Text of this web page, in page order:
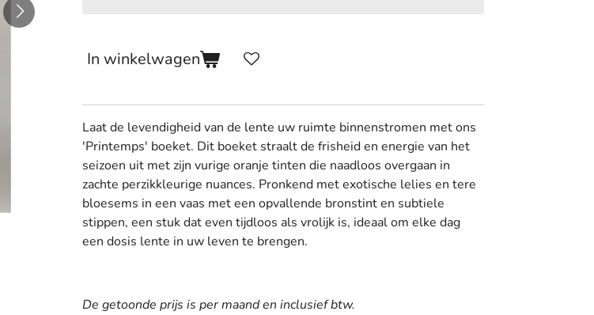
In winkelwagen
Laat de levendigheid van de lente uw ruimte binnenstromen met ons
'Printemps' boeket. Dit boeket straalt de frisheid en energie van het
seizoen uit met zijn vurige oranje tinten die naadloos overgaan in
zachte perzikkleurige nuances. Pronkend met exotische lelies en tere
bloesems in een vaas met een opvallende bronstint en subtiele
stippen, een stuk dat even tijdloos als vrolijk is, ideaal om elke dag
een dosis lente in uw leven te brengen.
De getoonde prijs is per maand en inclusief btw.